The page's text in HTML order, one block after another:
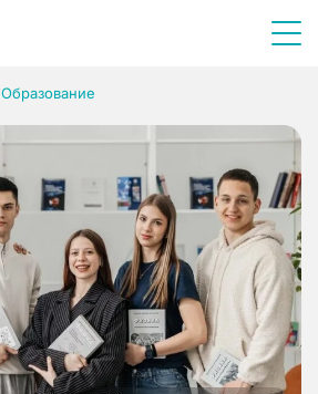
Образование